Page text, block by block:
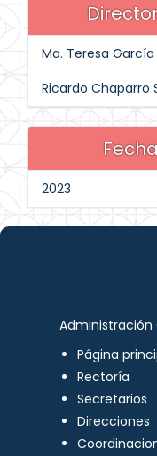
Ma. Teresa
Ricardo Chaparro
2023
Administración
Página
Rectoría
Secretarios
Direcciones